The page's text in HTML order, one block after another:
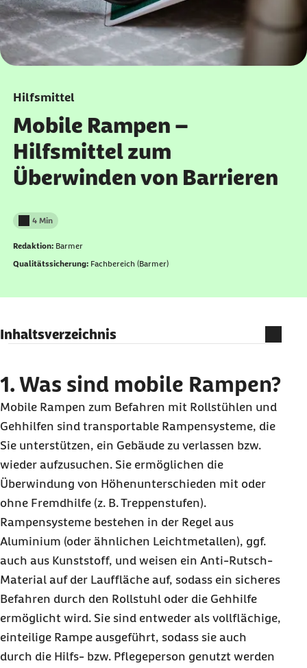
Hilfsmittel
Mobile Rampen –
Hilfsmittel zum
Überwinden von Barrieren
Lesedauer weniger als
4 Min
Redaktion: Barmer
Qualitätssicherung: Fachbereich (Barmer)
Inhaltsverzeichnis
2. Bezahlt die Barmer mobile Rampen?
3. Welche weiteren Kosten gibt es bei mobilen
Rampen?
4. Wie erhalte ich eine mobile Rampe?
5. Wie finde ich einen Vertragspartner der
Barmer für mobile Rampen?
6. Was gibt es bei mobilen Rampen sonst noch
zu beachten?
7. Ihre Barmer-Vorteile bei der Versorgung mit
mobilen Rampen
Volle Transparenz über Ihre Hilfsmittelanträge
in Meine Barmer
1. Was sind mobile Rampen?
Mobile Rampen zum Befahren mit Rollstühlen und
Gehhilfen sind transportable Rampensysteme, die
Sie unterstützen, ein Gebäude zu verlassen bzw.
wieder aufzusuchen. Sie ermöglichen die
Überwindung von Höhenunterschieden mit oder
ohne Fremdhilfe (z. B. Treppenstufen).
Rampensysteme bestehen in der Regel aus
Aluminium (oder ähnlichen Leichtmetallen), ggf.
auch aus Kunststoff, und weisen ein Anti-Rutsch-
Material auf der Lauffläche auf, sodass ein sicheres
Befahren durch den Rollstuhl oder die Gehhilfe
ermöglicht wird. Sie sind entweder als vollflächige,
einteilige Rampe ausgeführt, sodass sie auch
durch die Hilfs- bzw. Pflegeperson genutzt werden